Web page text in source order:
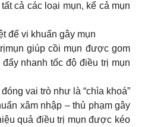
cả các loại mụn, kể cả mụn
để vi khuẩn gây mụn
giúp cồi mụn được gom
nhanh tốc độ điều trị mụn
vai trò như là “chìa khoá”
xâm nhập – thủ phạm gây
quả điều trị mụn được kéo